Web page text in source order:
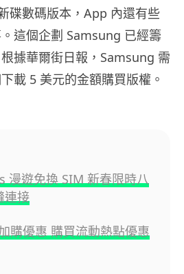
碟數碼版本，App 內還有些
這個企劃 Samsung 已經籌
據華爾街日報，Samsung 需
載 5 美元的金額購買版權。
漫遊免換 SIM 新春限時八
連接
購優惠 購買流動熱點優惠